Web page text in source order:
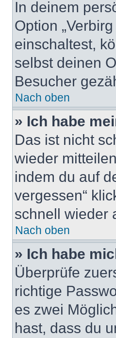
In deinem
Option
einschaltest,
selbst deinen
Besucher
Nach oben
» Ich habe
Das ist nicht
wieder
indem du auf
vergessen“
schnell wieder
Nach oben
» Ich habe
Überprüfe
richtige
es zwei
hast, dass du